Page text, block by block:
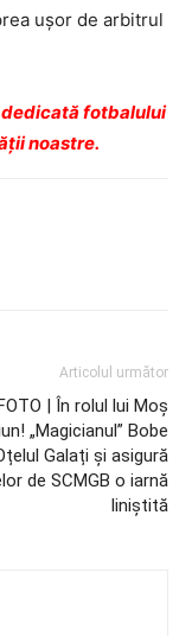
ușor de arbitrul
dedicată fotbalului
noastre.
Articolul următor
| În rolul lui Moș
„Magicianul” Bobe
Galați și asigură
de SCMGB o iarnă
liniștită